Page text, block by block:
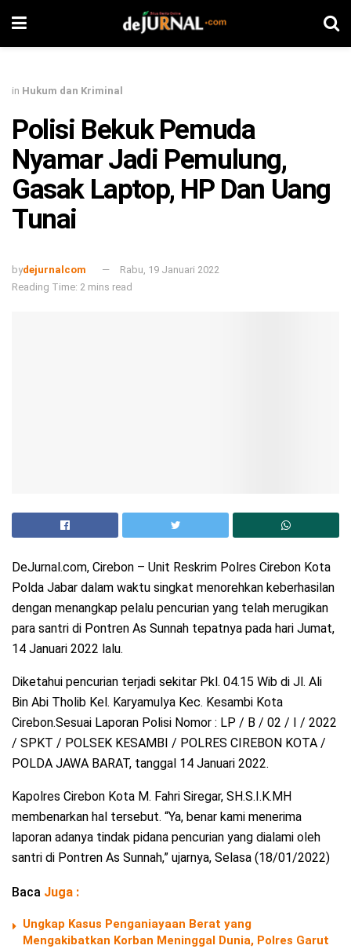
in Hukum dan Kriminal
Polisi Bekuk Pemuda
Nyamar Jadi Pemulung,
Gasak Laptop, HP Dan Uang
Tunai
bydejurnalcom
Rabu, 19 Januari 2022
Reading Time: 2 mins read
DeJurnal.com, Cirebon – Unit Reskrim Polres Cirebon Kota
Polda Jabar dalam waktu singkat menorehkan keberhasilan
dengan menangkap pelalu pencurian yang telah merugikan
para santri di Pontren As Sunnah tepatnya pada hari Jumat,
14 Januari 2022 lalu.
Diketahui pencurian terjadi sekitar Pkl. 04.15 Wib di Jl. Ali
Bin Abi Tholib Kel. Karyamulya Kec. Kesambi Kota
Cirebon.Sesuai Laporan Polisi Nomor : LP / B / 02 / I / 2022
/ SPKT / POLSEK KESAMBI / POLRES CIREBON KOTA /
POLDA JAWA BARAT, tanggal 14 Januari 2022.
Kapolres Cirebon Kota M. Fahri Siregar, SH.S.I.K.MH
membenarkan hal tersebut. “Ya, benar kami menerima
laporan adanya tindak pidana pencurian yang dialami oleh
santri di Pontren As Sunnah,” ujarnya, Selasa (18/01/2022)
Baca Juga :
Ungkap Kasus Penganiayaan Berat yang
Mengakibatkan Korban Meninggal Dunia, Polres Garut